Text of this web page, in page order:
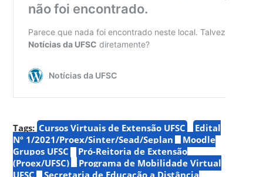
Tags: Cursos Virtuais de Extensão UFSC
Edital
Nº 1/2021/Proex/Sinter/Sead/Seplan
Moodle
Grupos UFSC
Pró-Reitoria de Extensão
(Proex/UFSC)
Programa de Mobilidade Virtual
UFSC
Secretaria de Educação a Distância